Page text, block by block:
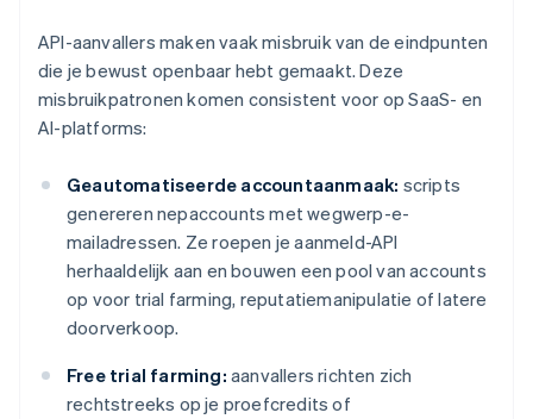
API-aanvallers maken vaak misbruik van de eindpunten
die je bewust openbaar hebt gemaakt. Deze
misbruikpatronen komen consistent voor op SaaS- en
AI-platforms:
Geautomatiseerde accountaanmaak: scripts
genereren nepaccounts met wegwerp-e-
mailadressen. Ze roepen je aanmeld-API
herhaaldelijk aan en bouwen een pool van accounts
op voor trial farming, reputatiemanipulatie of latere
doorverkoop.
Free trial farming: aanvallers richten zich
rechtstreeks op je proefcredits of